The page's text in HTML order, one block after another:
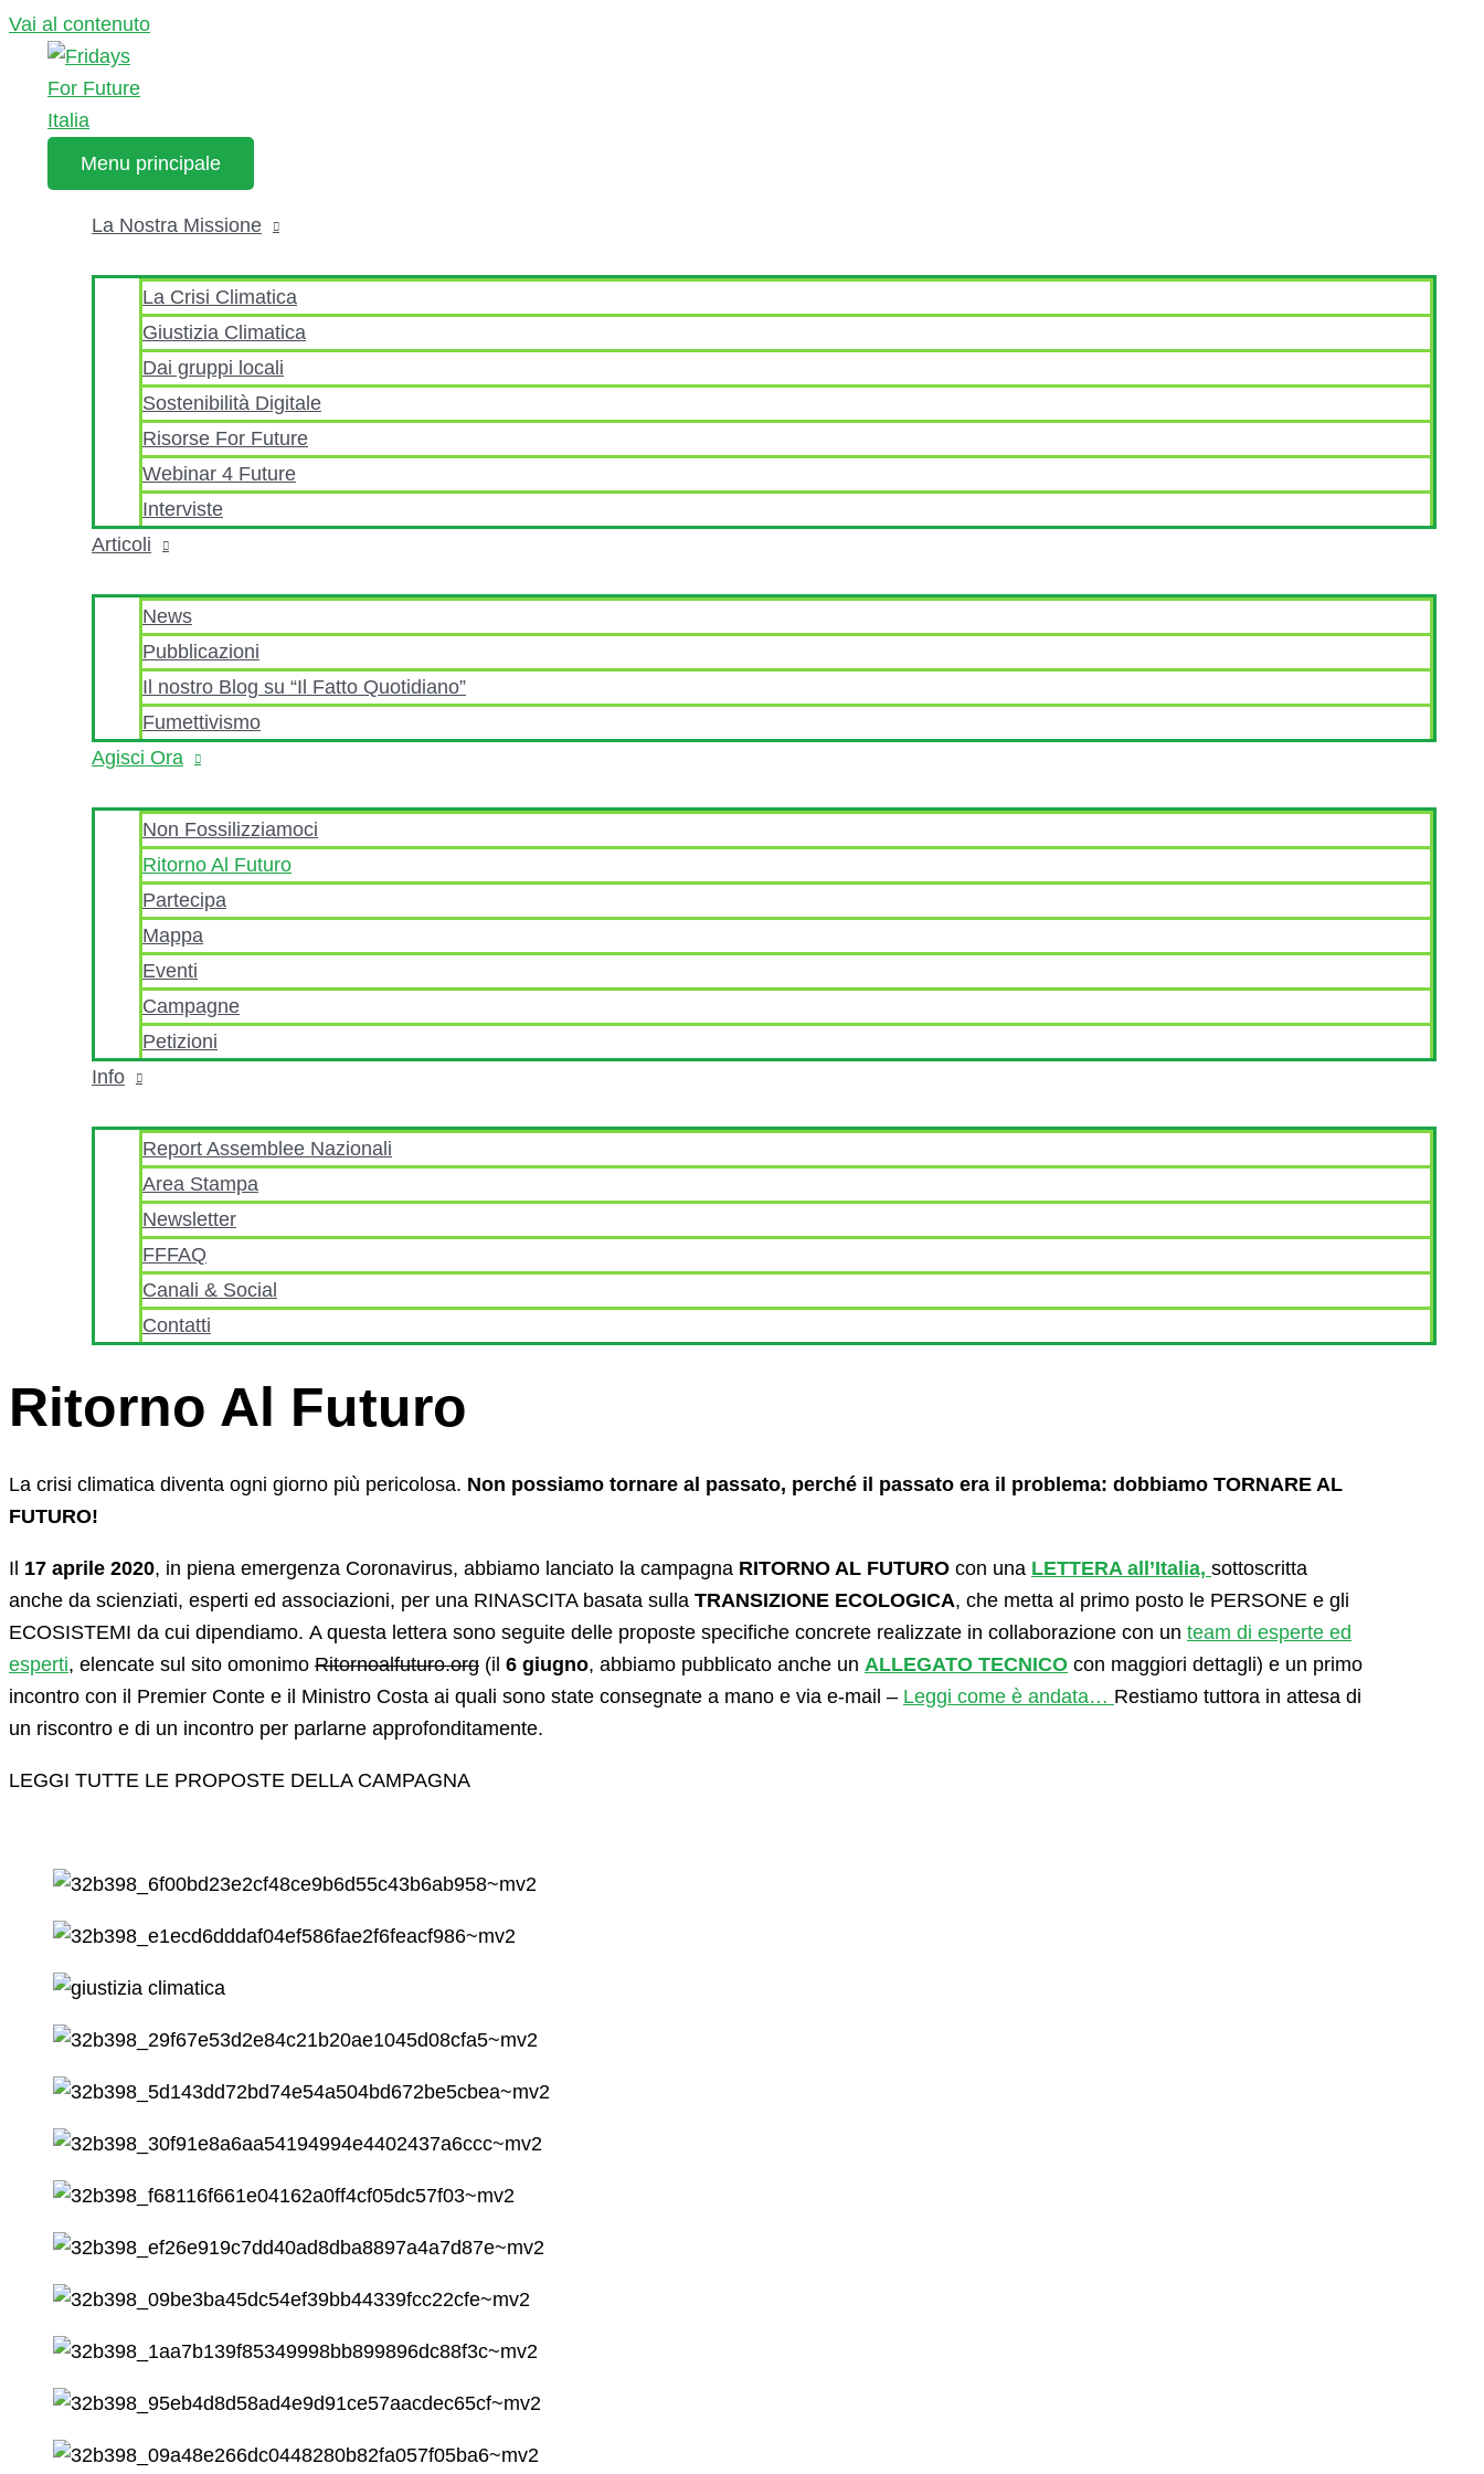
Vai al contenuto
Menu principale
La Nostra Missione
La Crisi Climatica
Giustizia Climatica
Dai gruppi locali
Sostenibilità Digitale
Risorse For Future
Webinar 4 Future
Interviste
Articoli
News
Pubblicazioni
Il nostro Blog su “Il Fatto Quotidiano”
Fumettivismo
Agisci Ora
Non Fossilizziamoci
Ritorno Al Futuro
Partecipa
Mappa
Eventi
Campagne
Petizioni
Info
Report Assemblee Nazionali
Area Stampa
Newsletter
FFFAQ
Canali & Social
Contatti
Ritorno Al Futuro
La crisi climatica diventa ogni giorno più pericolosa. Non possiamo tornare al passato, perché il passato era il problema: dobbiamo TORNARE AL
FUTURO!
Il 17 aprile 2020, in piena emergenza Coronavirus, abbiamo lanciato la campagna RITORNO AL FUTURO con una LETTERA all’Italia, sottoscritta
anche da scienziati, esperti ed associazioni, per una RINASCITA basata sulla TRANSIZIONE ECOLOGICA, che metta al primo posto le PERSONE e gli
ECOSISTEMI da cui dipendiamo. A questa lettera sono seguite delle proposte specifiche concrete realizzate in collaborazione con un team di esperte ed
esperti, elencate sul sito omonimo Ritornoalfuturo.org (il 6 giugno, abbiamo pubblicato anche un ALLEGATO TECNICO con maggiori dettagli) e un primo
incontro con il Premier Conte e il Ministro Costa ai quali sono state consegnate a mano e via e-mail – Leggi come è andata… Restiamo tuttora in attesa di
un riscontro e di un incontro per parlarne approfonditamente.
LEGGI TUTTE LE PROPOSTE DELLA CAMPAGNA